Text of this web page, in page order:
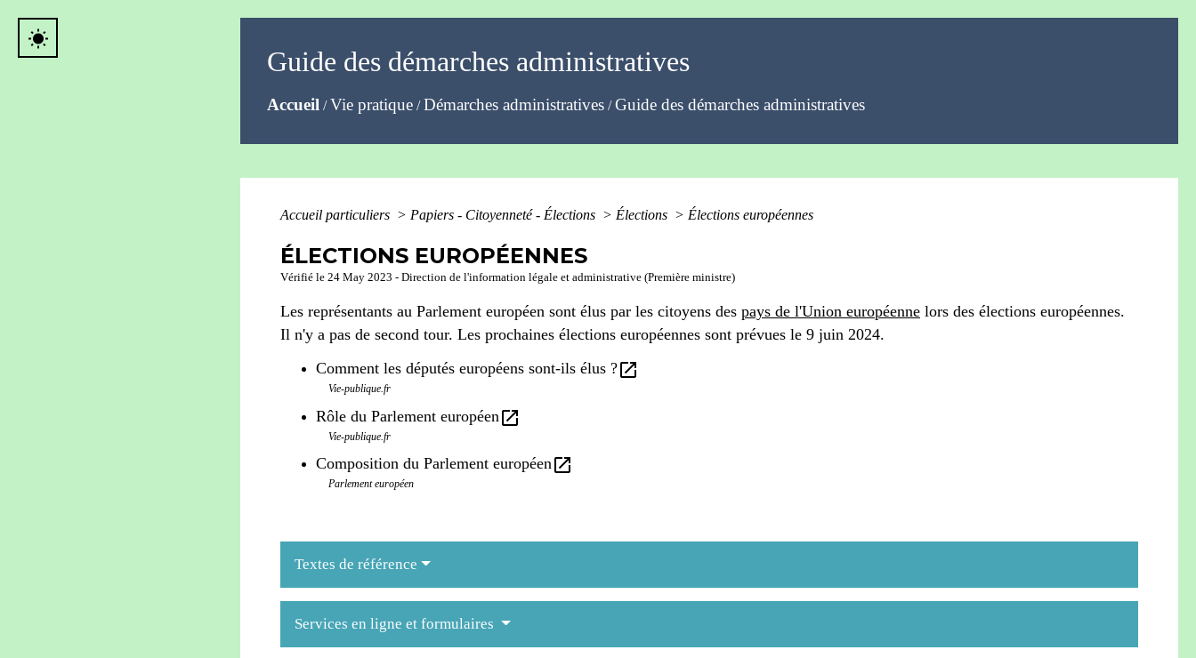
Guide des démarches administratives
Accueil /Vie pratique /Démarches administratives /Guide des démarches administratives
wb_sunny
Accueil particuliers > Papiers - Citoyenneté - Élections > Élections > Élections européennes
ÉLECTIONS EUROPÉENNES
Vérifié le 24 May 2023 - Direction de l'information légale et administrative (Première ministre)
Les représentants au Parlement européen sont élus par les citoyens des pays de l'Union européenne lors des élections européennes.
Il n'y a pas de second tour. Les prochaines élections européennes sont prévues le 9 juin 2024.
Comment les députés européens sont-ils élus ?open_in_new
Vie-publique.fr
Rôle du Parlement européen open_in_new
Vie-publique.fr
Composition du Parlement européenopen_in_new
Parlement européen
Textes de référence
Services en ligne et formulaires